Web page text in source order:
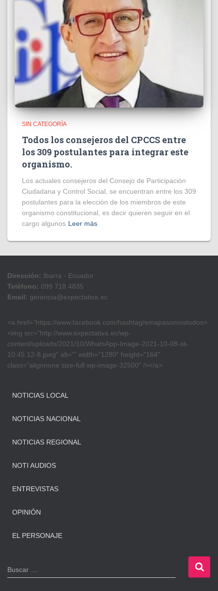
SIN CATEGORÍA
Todos los consejeros del CPCCS entre
los 309 postulantes para integrar este
organismo.
Los actuales consejeros del Consejo de Participación
Ciudadana y Control Social, se encuentran entre los 309
postulantes para la elección de los miembros de este
organismo constitucional, es decir quieren seguir en el
cargo algunos Leer más
Dirección: Ibarra - Ecuador
Teléfono: 099 718 4835
Email: gerencia@expectativa.ec
<a href=”https://www.facebook.com/hashtag/emapasomostodos>
<img src=”http://www.expectativa.ec/wp-
content/uploads/2021/10/WhatsApp-Image-2021-10-08-at-
10.45.12-8.jpeg” alt=”” width=”1280″ height=”164″
class=”alignnone size-full wp-image-32500″ /></a>
NOTICIAS LOCAL
NOTICIAS NACIONAL
NOTICIAS REGIONAL
NOTI AUDIOS
ENTREVISTAS
OPINIÓN
EL PERSONAJE
B
u
Buscar …